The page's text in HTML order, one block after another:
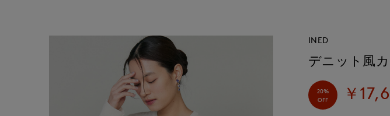
INED
デニット風
20%
OFF
￥